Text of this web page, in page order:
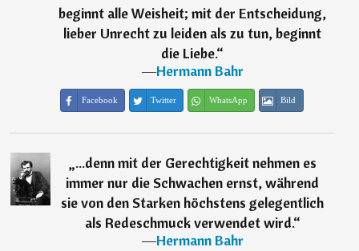
beginnt alle Weisheit; mit der Entscheidung,
lieber Unrecht zu leiden als zu tun, beginnt
die Liebe.“
―Hermann Bahr
Facebook Twitter WhatsApp Bild
„...denn mit der Gerechtigkeit nehmen es
immer nur die Schwachen ernst, während
sie von den Starken höchstens gelegentlich
als Redeschmuck verwendet wird.“
―Hermann Bahr